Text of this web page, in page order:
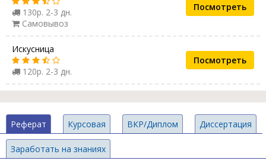
130р. 2-3 дн.
Самовывоз
Посмотреть
Искусница
120р. 2-3 дн.
Посмотреть
Реферат Курсовая ВКР/Диплом Диссертация
Заработать на знаниях